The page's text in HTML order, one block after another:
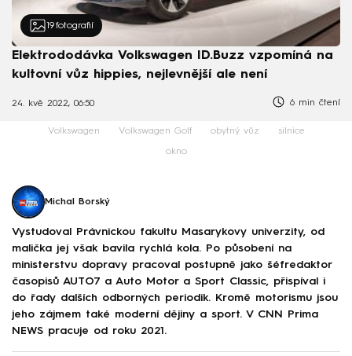
19 fotografií
Elektrododávka Volkswagen ID.Buzz vzpomíná na
kultovní vůz hippies, nejlevnější ale není
24. kvě 2022, 06:50 6 min čtení
Volkswagen Volkswagen Golf obytný vůz silnice
okno
Michal Borský
Vystudoval Právnickou fakultu Masarykovy univerzity, od
malička jej však bavila rychlá kola. Po působení na
ministerstvu dopravy pracoval postupně jako šéfredaktor
časopisů AUTO7 a Auto Motor a Sport Classic, přispíval i
do řady dalších odborných periodik. Kromě motorismu jsou
jeho zájmem také moderní dějiny a sport. V CNN Prima
NEWS pracuje od roku 2021.